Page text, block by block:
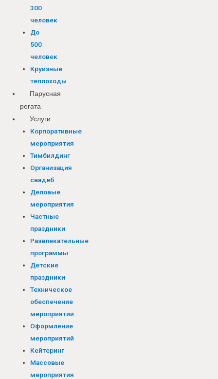
300
человек
До
500
человек
Круизные
теплоходы
Парусная
регата
Услуги
Корпоративные
мероприятия
Тимбилдинг
Организация
свадеб
Деловые
мероприятия
Частные
праздники
Развлекательные
программы
Детские
праздники
Техническое
обеспечение
мероприятий
Оформление
мероприятий
Кейтеринг
Массовые
мероприятия